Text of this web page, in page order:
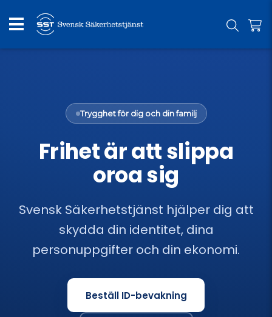
Trygghet för dig och din familj
Frihet är att slippa
oroa sig
Svensk Säkerhetstjänst hjälper dig att
skydda din identitet, dina
personuppgifter och din ekonomi.
Beställ ID-bevakning